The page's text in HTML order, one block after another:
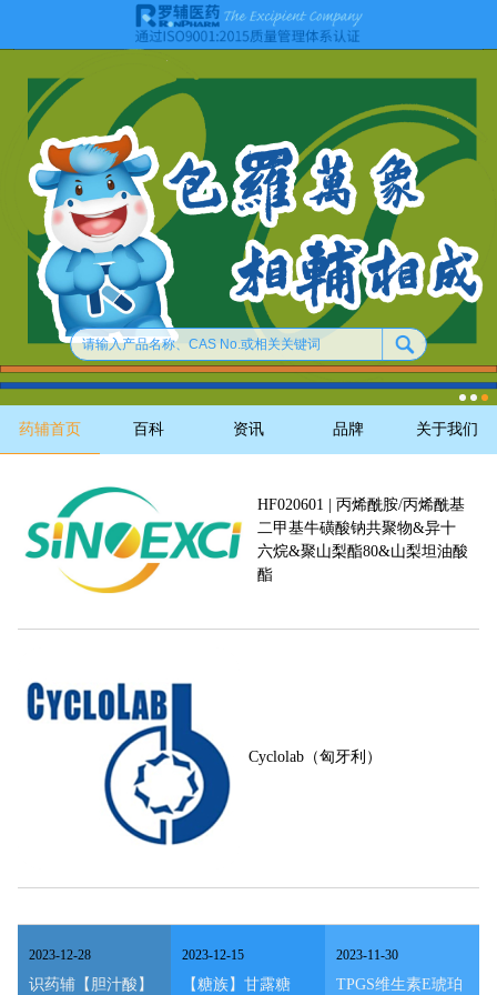
药辅首页 百科 资讯 品牌 关于我们
HF020601 | 丙烯酰胺/丙烯酰基
二甲基牛磺酸钠共聚物&异十
六烷&聚山梨酯80&山梨坦油酸
酯
Cyclolab（匈牙利）
识药辅【胆汁酸】
2023-12-28
【糖族】甘露糖
2023-12-15
TPGS维生素E琥珀
2023-11-30